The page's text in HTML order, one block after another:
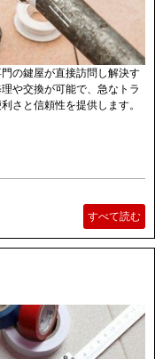
の鍵屋が直接訪問し解決す
や交換が可能で、急なトラ
さと信頼性を提供します。
すべて読む